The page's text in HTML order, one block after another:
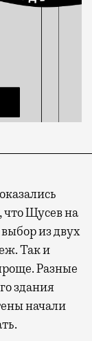
Щусев на
из двух
Так и
Разные
здания
начали